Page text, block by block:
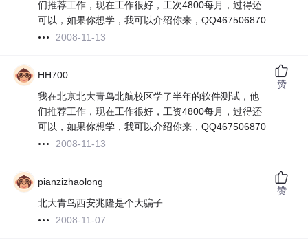
们推荐工作，现在工作很好，工次4800每月，过得还
可以，如果你想学，我可以介绍你来，QQ467506870
2008-11-13
HH700
我在北京北大青鸟北航校区学了半年的软件测试，他
们推荐工作，现在工作很好，工资4800每月，过得还
可以，如果你想学，我可以介绍你来，QQ467506870
2008-11-13
赞
pianzizhaolong
北大青鸟西安兆隆是个大骗子
2008-11-07
赞